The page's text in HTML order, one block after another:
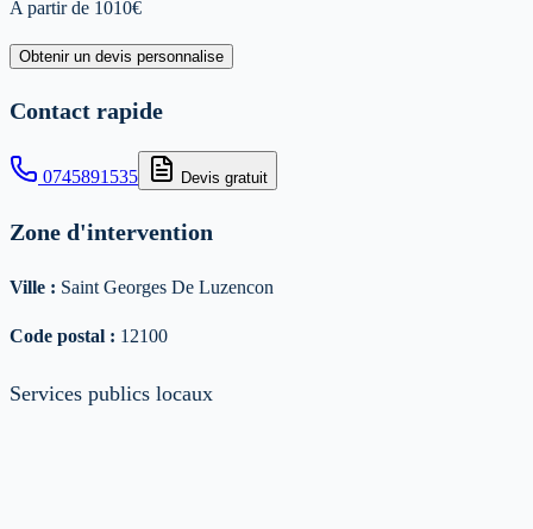
A partir de 1010€
Obtenir un devis personnalise
Contact rapide
0745891535 Devis gratuit
Zone d'intervention
Ville : Saint Georges De Luzencon
Code postal : 12100
Services publics locaux